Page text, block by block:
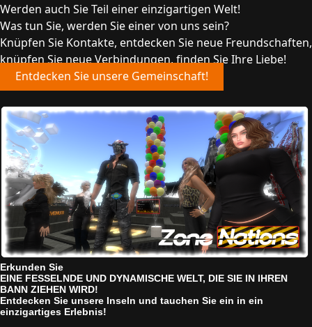
Werden auch Sie Teil einer einzigartigen Welt!
Was tun Sie, werden Sie einer von uns sein?
Knüpfen Sie Kontakte, entdecken Sie neue Freundschaften,
knüpfen Sie neue Verbindungen, finden Sie Ihre Liebe!
Entdecken Sie unsere Gemeinschaft!
Erkunden Sie
EINE FESSELNDE UND DYNAMISCHE WELT, DIE SIE IN IHREN
BANN ZIEHEN WIRD!
Entdecken Sie unsere Inseln und tauchen Sie ein in ein
einzigartiges Erlebnis!